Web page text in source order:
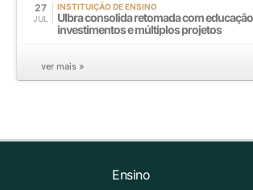
27
JUL
INSTITUIÇÃO DE ENSINO
Ulbra consolida retomada com
investimentos e múltiplos projetos
ver mais »
Ensino